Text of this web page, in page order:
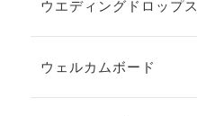
ウエディングドロップス
ウェルカムボード